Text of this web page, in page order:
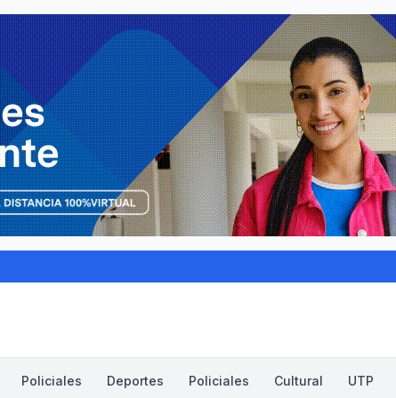
Policiales Deportes Policiales Cultural UTP